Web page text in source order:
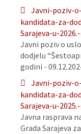
Javni-poziv-
kandidata-za-
Sarajeva-u-
Javni poziv o
dodjelu
godini -
Javni-poziv-
kandidata-za-
Sarajeva-u-
Javna rasprava
Grada Sarajeva